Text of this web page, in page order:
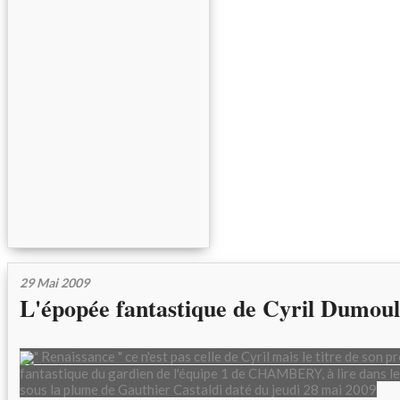
29 Mai 2009
L'épopée fantastique de Cyril
" Renaissance " ce n'est pas celle de Cyril mais le titre de son
fantastique du gardien de l'équipe 1 de CHAMBERY, à lire dans
sous la plume de Gauthier Castaldi daté du jeudi 28 mai 2009